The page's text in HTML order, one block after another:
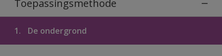
Toepassingsmethode
1. De ondergrond